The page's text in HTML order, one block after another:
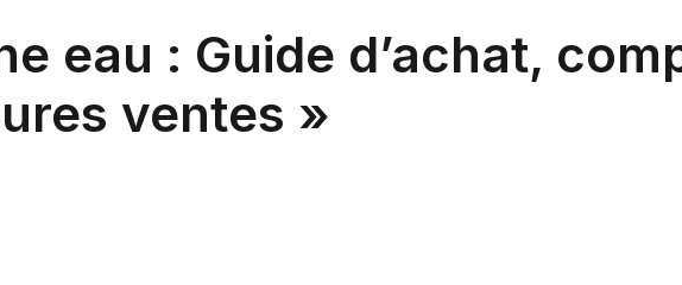
eau : Guide d’achat,
ventes »